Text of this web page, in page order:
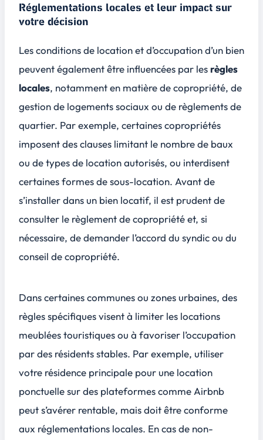
Réglementations locales et leur impact sur
votre décision
Les conditions de location et d’occupation d’un bien
peuvent également être influencées par les règles
locales, notamment en matière de copropriété, de
gestion de logements sociaux ou de règlements de
quartier. Par exemple, certaines copropriétés
imposent des clauses limitant le nombre de baux
ou de types de location autorisés, ou interdisent
certaines formes de sous-location. Avant de
s’installer dans un bien locatif, il est prudent de
consulter le règlement de copropriété et, si
nécessaire, de demander l’accord du syndic ou du
conseil de copropriété.
Dans certaines communes ou zones urbaines, des
règles spécifiques visent à limiter les locations
meublées touristiques ou à favoriser l’occupation
par des résidents stables. Par exemple, utiliser
votre résidence principale pour une location
ponctuelle sur des plateformes comme Airbnb
peut s’avérer rentable, mais doit être conforme
aux réglementations locales. En cas de non-